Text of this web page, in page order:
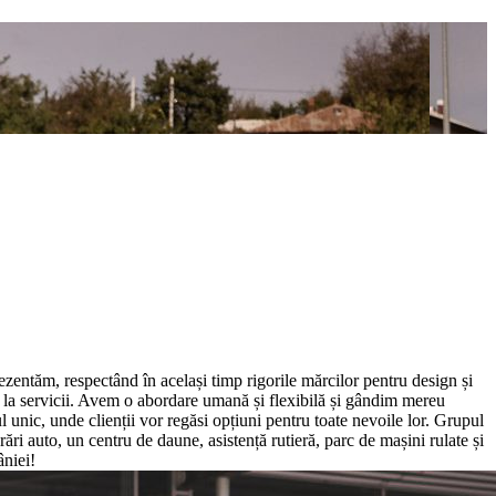
respectând în același timp rigorile mărcilor pentru design și
servicii. Avem o abordare umană și flexibilă și gândim mereu
unde clienții vor regăsi opțiuni pentru toate nevoile lor. Grupul
auto, un centru de daune, asistență rutieră, parc de mașini rulate și